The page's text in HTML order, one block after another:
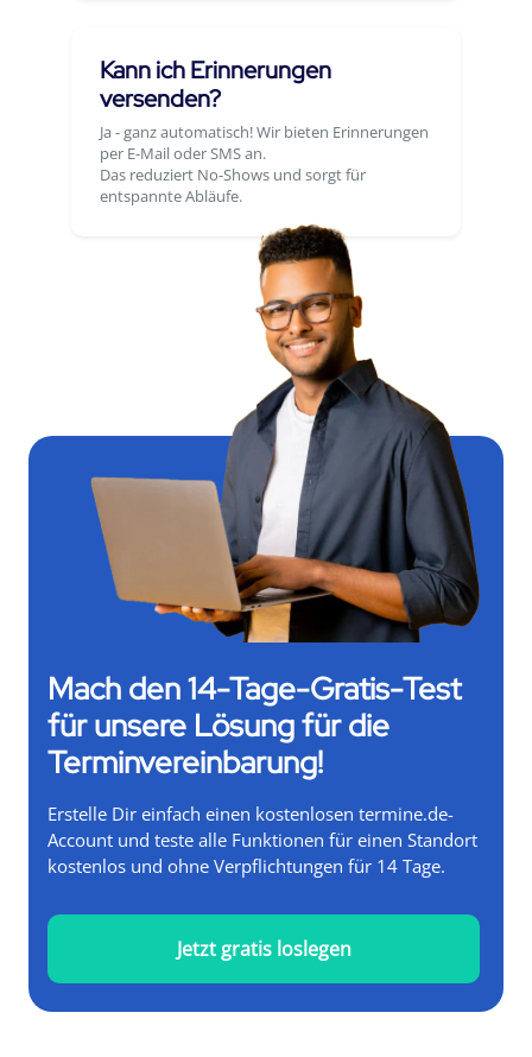
Kann ich Erinnerungen
versenden?
Ja - ganz automatisch! Wir bieten Erinnerungen
per E-Mail oder SMS an.
Das reduziert No-Shows und sorgt für
entspannte Abläufe.
Mach den 14-Tage-Gratis-Test
für unsere Lösung für die
Terminvereinbarung!
Erstelle Dir einfach einen kostenlosen termine.de-
Account und teste alle Funktionen für einen Standort
kostenlos und ohne Verpflichtungen für 14 Tage.
Jetzt gratis loslegen